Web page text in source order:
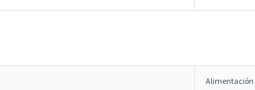
Alimentación